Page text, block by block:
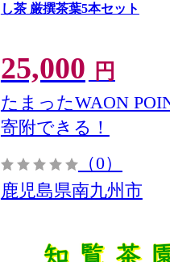
し茶 厳撰茶葉5本セット
25,000 円
たまったWAON
寄附できる！
（0）
鹿児島県南九州市